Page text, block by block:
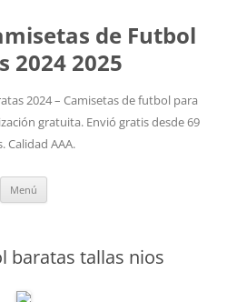
de Futbol
2024 2025
2024 – Camisetas de futbol para
gratuita. Envió gratis desde 69
Calidad AAA.
Menú
baratas tallas nios